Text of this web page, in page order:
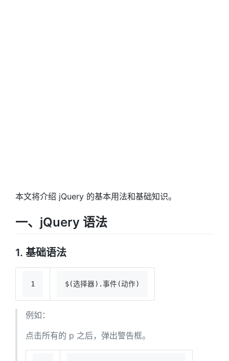
本文将介绍 jQuery 的基本用法和基础知识。
一、jQuery 语法
1. 基础语法
1 $(选择器).事件(动作)
例如：
点击所有的 p 之后，弹出警告框。